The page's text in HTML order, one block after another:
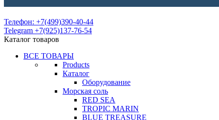
Телефон: +7(499)390-40-44
Telegram +7(925)137-76-54
Каталог товаров
ВСЕ ТОВАРЫ
Products
Каталог
Оборудование
Морская соль
RED SEA
TROPIC MARIN
BLUE TREASURE